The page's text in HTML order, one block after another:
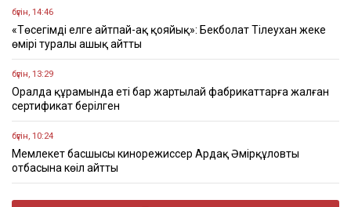
бүгін, 14:46
«Төсегімді елге айтпай-ақ қояйық»: Бекболат Тілеухан жеке
өмірі туралы ашық айтты
бүгін, 13:29
Оралда құрамында еті бар жартылай фабрикаттарға жалған
сертификат берілген
бүгін, 10:24
Мемлекет басшысы кинорежиссер Ардақ Әмірқұловтың
отбасына көңіл айтты
бүгін, 09:44